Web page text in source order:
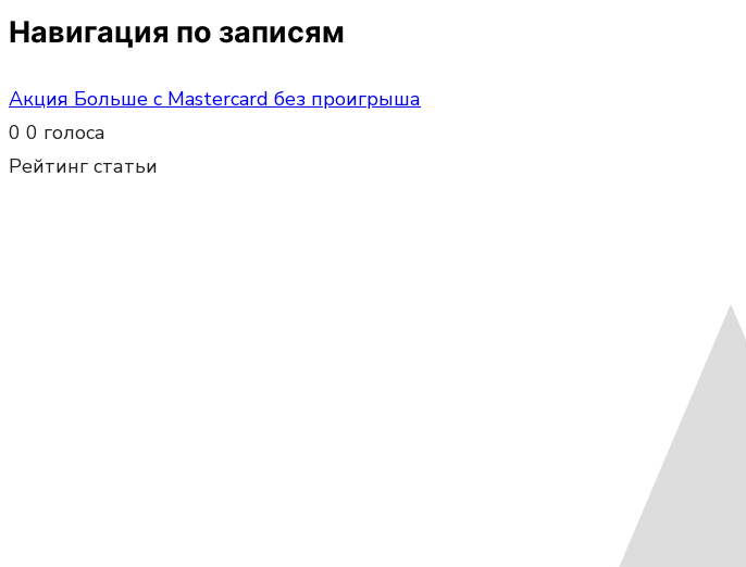
Навигация по записям
Акция Больше с Mastercard без проигрыша
0 0 голоса
Рейтинг статьи